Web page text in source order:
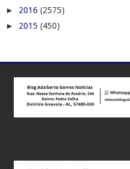
► 2016 (2575)
► 2015 (450)